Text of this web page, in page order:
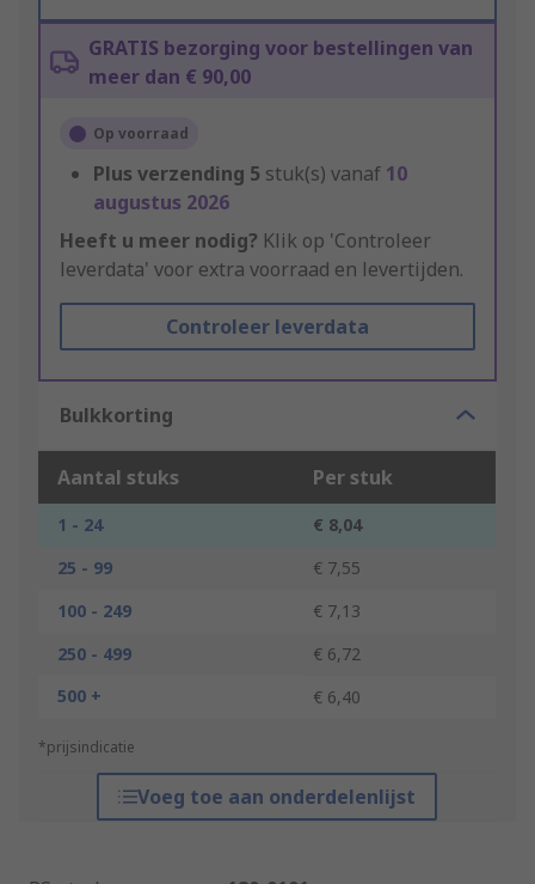
GRATIS bezorging voor bestellingen van
meer dan € 90,00
Op voorraad
Plus verzending 5 stuk(s) vanaf 10
augustus 2026
Heeft u meer nodig? Klik op 'Controleer
leverdata' voor extra voorraad en levertijden.
Controleer leverdata
Bulkkorting
Aantal stuks Per stuk
1 - 24
€ 8,04
25 - 99
€ 7,55
100 - 249
€ 7,13
250 - 499
€ 6,72
500 +
€ 6,40
*prijsindicatie
Voeg toe aan onderdelenlijst